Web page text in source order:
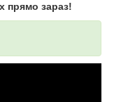
прямо зараз!